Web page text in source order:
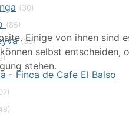
(30)
(85)
(36)
- Finca de Cafe El Balso
Einige von ihnen
selbst
stehen.